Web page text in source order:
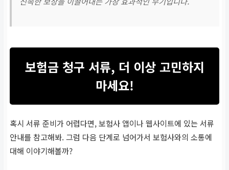
보험금 청구 서류, 더 이상 고민하지
마세요!
혹시 서류 준비가 어렵다면, 보험사 앱이나 웹사이트에 있는 서류
안내를 참고해봐. 그럼 다음 단계로 넘어가서 보험사와의 소통에
대해 이야기해볼까?